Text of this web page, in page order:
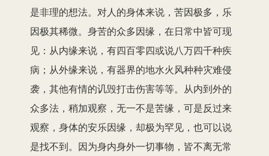
是非理的想法。对人的身体来说，苦因极多，乐
因极其稀微。身苦的众多因缘，在日常中皆可现
见：从内缘来说，有四百零四或说八万四千种疾
病；从外缘来说，有器界的地水火风种种灾难侵
袭，其他有情的讥毁打击伤害等等。从内到外的
众多法，稍加观察，无一不是苦缘，可是反过来
观察，身体的安乐因缘，却极为罕见，也可以说
是找不到。因为身内身外一切事物，皆不离无常